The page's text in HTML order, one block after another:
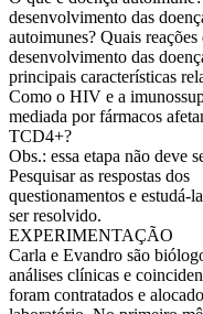
desenvolvimento das
autoimunes? Quais
desenvolvimento das
principais características
Como o HIV e a
mediada por fármacos
TCD4+?
Obs.: essa etapa não deve
Pesquisar as respostas dos
questionamentos e estudá-
ser resolvido.
EXPERIMENTAÇÃO
Carla e Evandro são
análises clínicas e
foram contratados e